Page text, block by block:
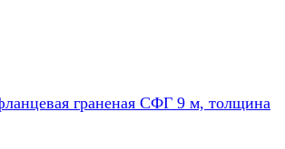
граненая СФГ 9 м, толщина